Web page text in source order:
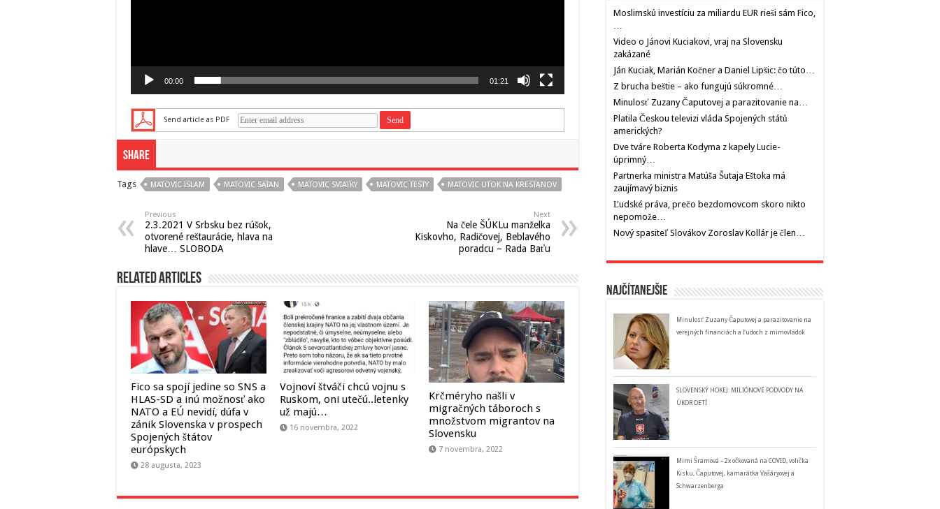
00:00 01:21
Send article as PDF
Share
Tags MATOVIC ISLAM MATOVIC SATAN MATOVIC SVIATKY MATOVIC TESTY MATOVIC UTOK NA KRESTANOV
Previous
2.3.2021 V Srbsku bez rúšok,
otvorené reštaurácie, hlava na
hlave… SLOBODA
Next
Na čele ŠÚKLu manželka
Kiskovho, Radičovej, Beblavého
poradcu – Rada Baťu
Related Articles
Fico sa spojí jedine so SNS a
HLAS-SD a inú možnosť ako
NATO a EÚ nevidí, dúfa v
zánik Slovenska v prospech
Spojených štátov
európskych
28 augusta, 2023
Vojnoví štváči chcú vojnu s
Ruskom, oni utečú..letenky
už majú…
16 novembra, 2022
Krčméryho našli v
migračných táboroch s
množstvom migrantov na
Slovensku
7 novembra, 2022
Moslimskú investíciu za miliardu EUR rieši sám Fico,
…
Video o Jánovi Kuciakovi, vraj na Slovensku
zakázané
Ján Kuciak, Marián Kočner a Daniel Lipšic: čo túto…
Z brucha beštie – ako fungujú súkromné…
Minulosť Zuzany Čaputovej a parazitovanie na…
Platila Českou televizi vláda Spojených států
amerických?
Dve tváre Roberta Kodyma z kapely Lucie-
úprimný…
Partnerka ministra Matúša Šutaja Eštoka má
zaujímavý biznis
Ľudské práva, prečo bezdomovcom skoro nikto
nepomože…
Nový spasiteľ Slovákov Zoroslav Kollár je člen…
Najčítanejšie
Minulosť Zuzany Čaputovej a parazitovanie na
verejných financiách a ľudoch z mimovládok
SLOVENSKÝ HOKEJ: MILIÓNOVÉ PODVODY NA
ÚKOR DETÍ
Mimi Šramová – 2x očkovaná na COVID, volička
Kisku, Čaputovej, kamarátka Vašáryovej a
Schwarzenberga